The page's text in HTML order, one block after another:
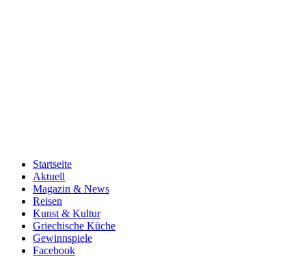
Startseite
Aktuell
Magazin & News
Reisen
Kunst & Kultur
Griechische Küche
Gewinnspiele
Facebook